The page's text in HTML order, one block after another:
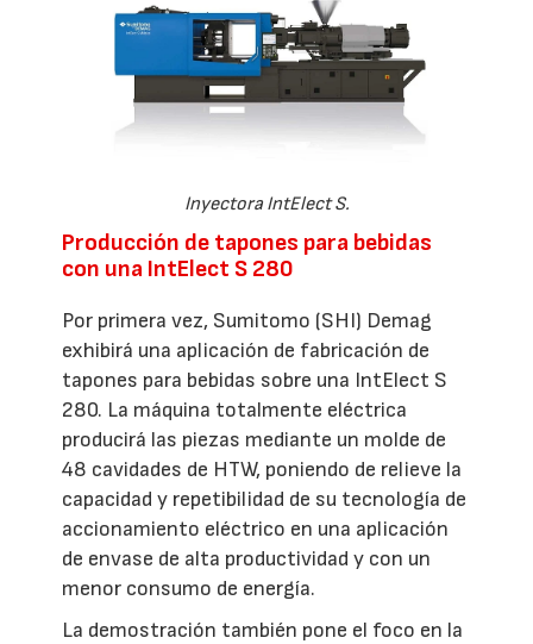
Inyectora IntElect S.
Producción de tapones para bebidas
con una IntElect S 280
Por primera vez, Sumitomo (SHI) Demag
exhibirá una aplicación de fabricación de
tapones para bebidas sobre una IntElect S
280. La máquina totalmente eléctrica
producirá las piezas mediante un molde de
48 cavidades de HTW, poniendo de relieve la
capacidad y repetibilidad de su tecnología de
accionamiento eléctrico en una aplicación
de envase de alta productividad y con un
menor consumo de energía.
La demostración también pone el foco en la